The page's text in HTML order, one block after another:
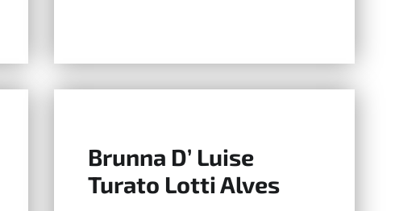
Brunna D’ Luise
Turato Lotti Alves
14 de Maio, 2026